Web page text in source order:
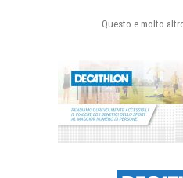
Questo e molto